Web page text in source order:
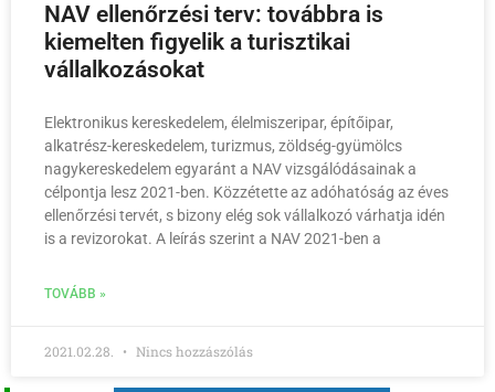
NAV ellenőrzési terv: továbbra is
kiemelten figyelik a turisztikai
vállalkozásokat
Elektronikus kereskedelem, élelmiszeripar, építőipar,
alkatrész-kereskedelem, turizmus, zöldség-gyümölcs
nagykereskedelem egyaránt a NAV vizsgálódásainak a
célpontja lesz 2021-ben. Közzétette az adóhatóság az éves
ellenőrzési tervét, s bizony elég sok vállalkozó várhatja idén
is a revizorokat. A leírás szerint a NAV 2021-ben a
TOVÁBB »
2021.02.28. Nincs hozzászólás